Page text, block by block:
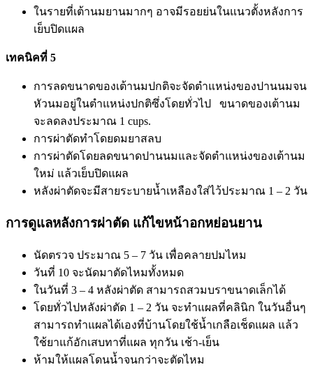
ในรายที่เต้านมยานมากๆ อาจมีรอยย่นในแนวตั้งหลังการ
เย็บปิดแผล
เทคนิคที่ 5
การลดขนาดของเต้านมปกติจะจัดตำแหน่งของปานนมจน
หัวนมอยู่ในตำแหน่งปกติซึ่งโดยทั่วไป ขนาดของเต้านม
จะลดลงประมาณ 1 cups.
การผ่าตัดทำโดยดมยาสลบ
การผ่าตัดโดยลดขนาดปานนมและจัดตำแหน่งของเต้านม
ใหม่ แล้วเย็บปิดแผล
หลังผ่าตัดจะมีสายระบายน้ำเหลืองใส่ไว้ประมาณ 1 – 2 วัน
การดูแลหลังการผ่าตัด แก้ไขหน้าอกหย่อนยาน
นัดตรวจ ประมาณ 5 – 7 วัน เพื่อคลายปมไหม
วันที่ 10 จะนัดมาตัดไหมทั้งหมด
ในวันที่ 3 – 4 หลังผ่าตัด สามารถสวมบราขนาดเล็กได้
โดยทั่วไปหลังผ่าตัด 1 – 2 วัน จะทำแผลที่คลินิก ในวันอื่นๆ
สามารถทำแผลได้เองที่บ้านโดยใช้น้ำเกลือเช็ดแผล แล้ว
ใช้ยาแก้อักเสบทาที่แผล ทุกวัน เช้า-เย็น
ห้ามให้แผลโดนน้ำจนกว่าจะตัดไหม